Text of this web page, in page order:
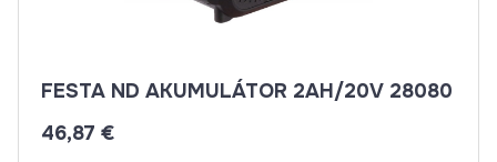
FESTA ND AKUMULÁTOR 2AH/20V 28080
46,87 €